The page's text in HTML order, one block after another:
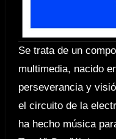
Se trata de un
multimedia, nacido
perseverancia y
el circuito de la
ha hecho música